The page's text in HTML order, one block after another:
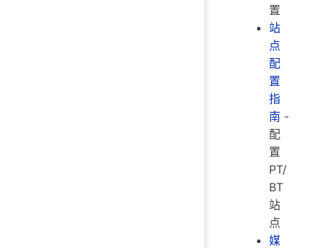
置
站
点
配
置
指
南 -
配
置
PT/
BT
站
点
媒